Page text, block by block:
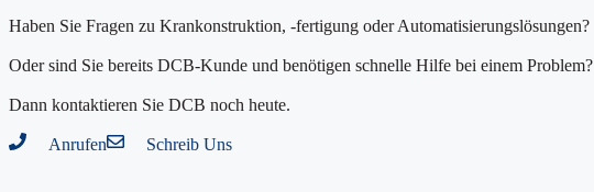
Haben Sie Fragen zu Krankonstruktion, -fertigung oder Automatisierungslösungen?
Oder sind Sie bereits DCB-Kunde und benötigen schnelle Hilfe bei einem Problem?
Dann kontaktieren Sie DCB noch heute.
Anrufen Schreib Uns